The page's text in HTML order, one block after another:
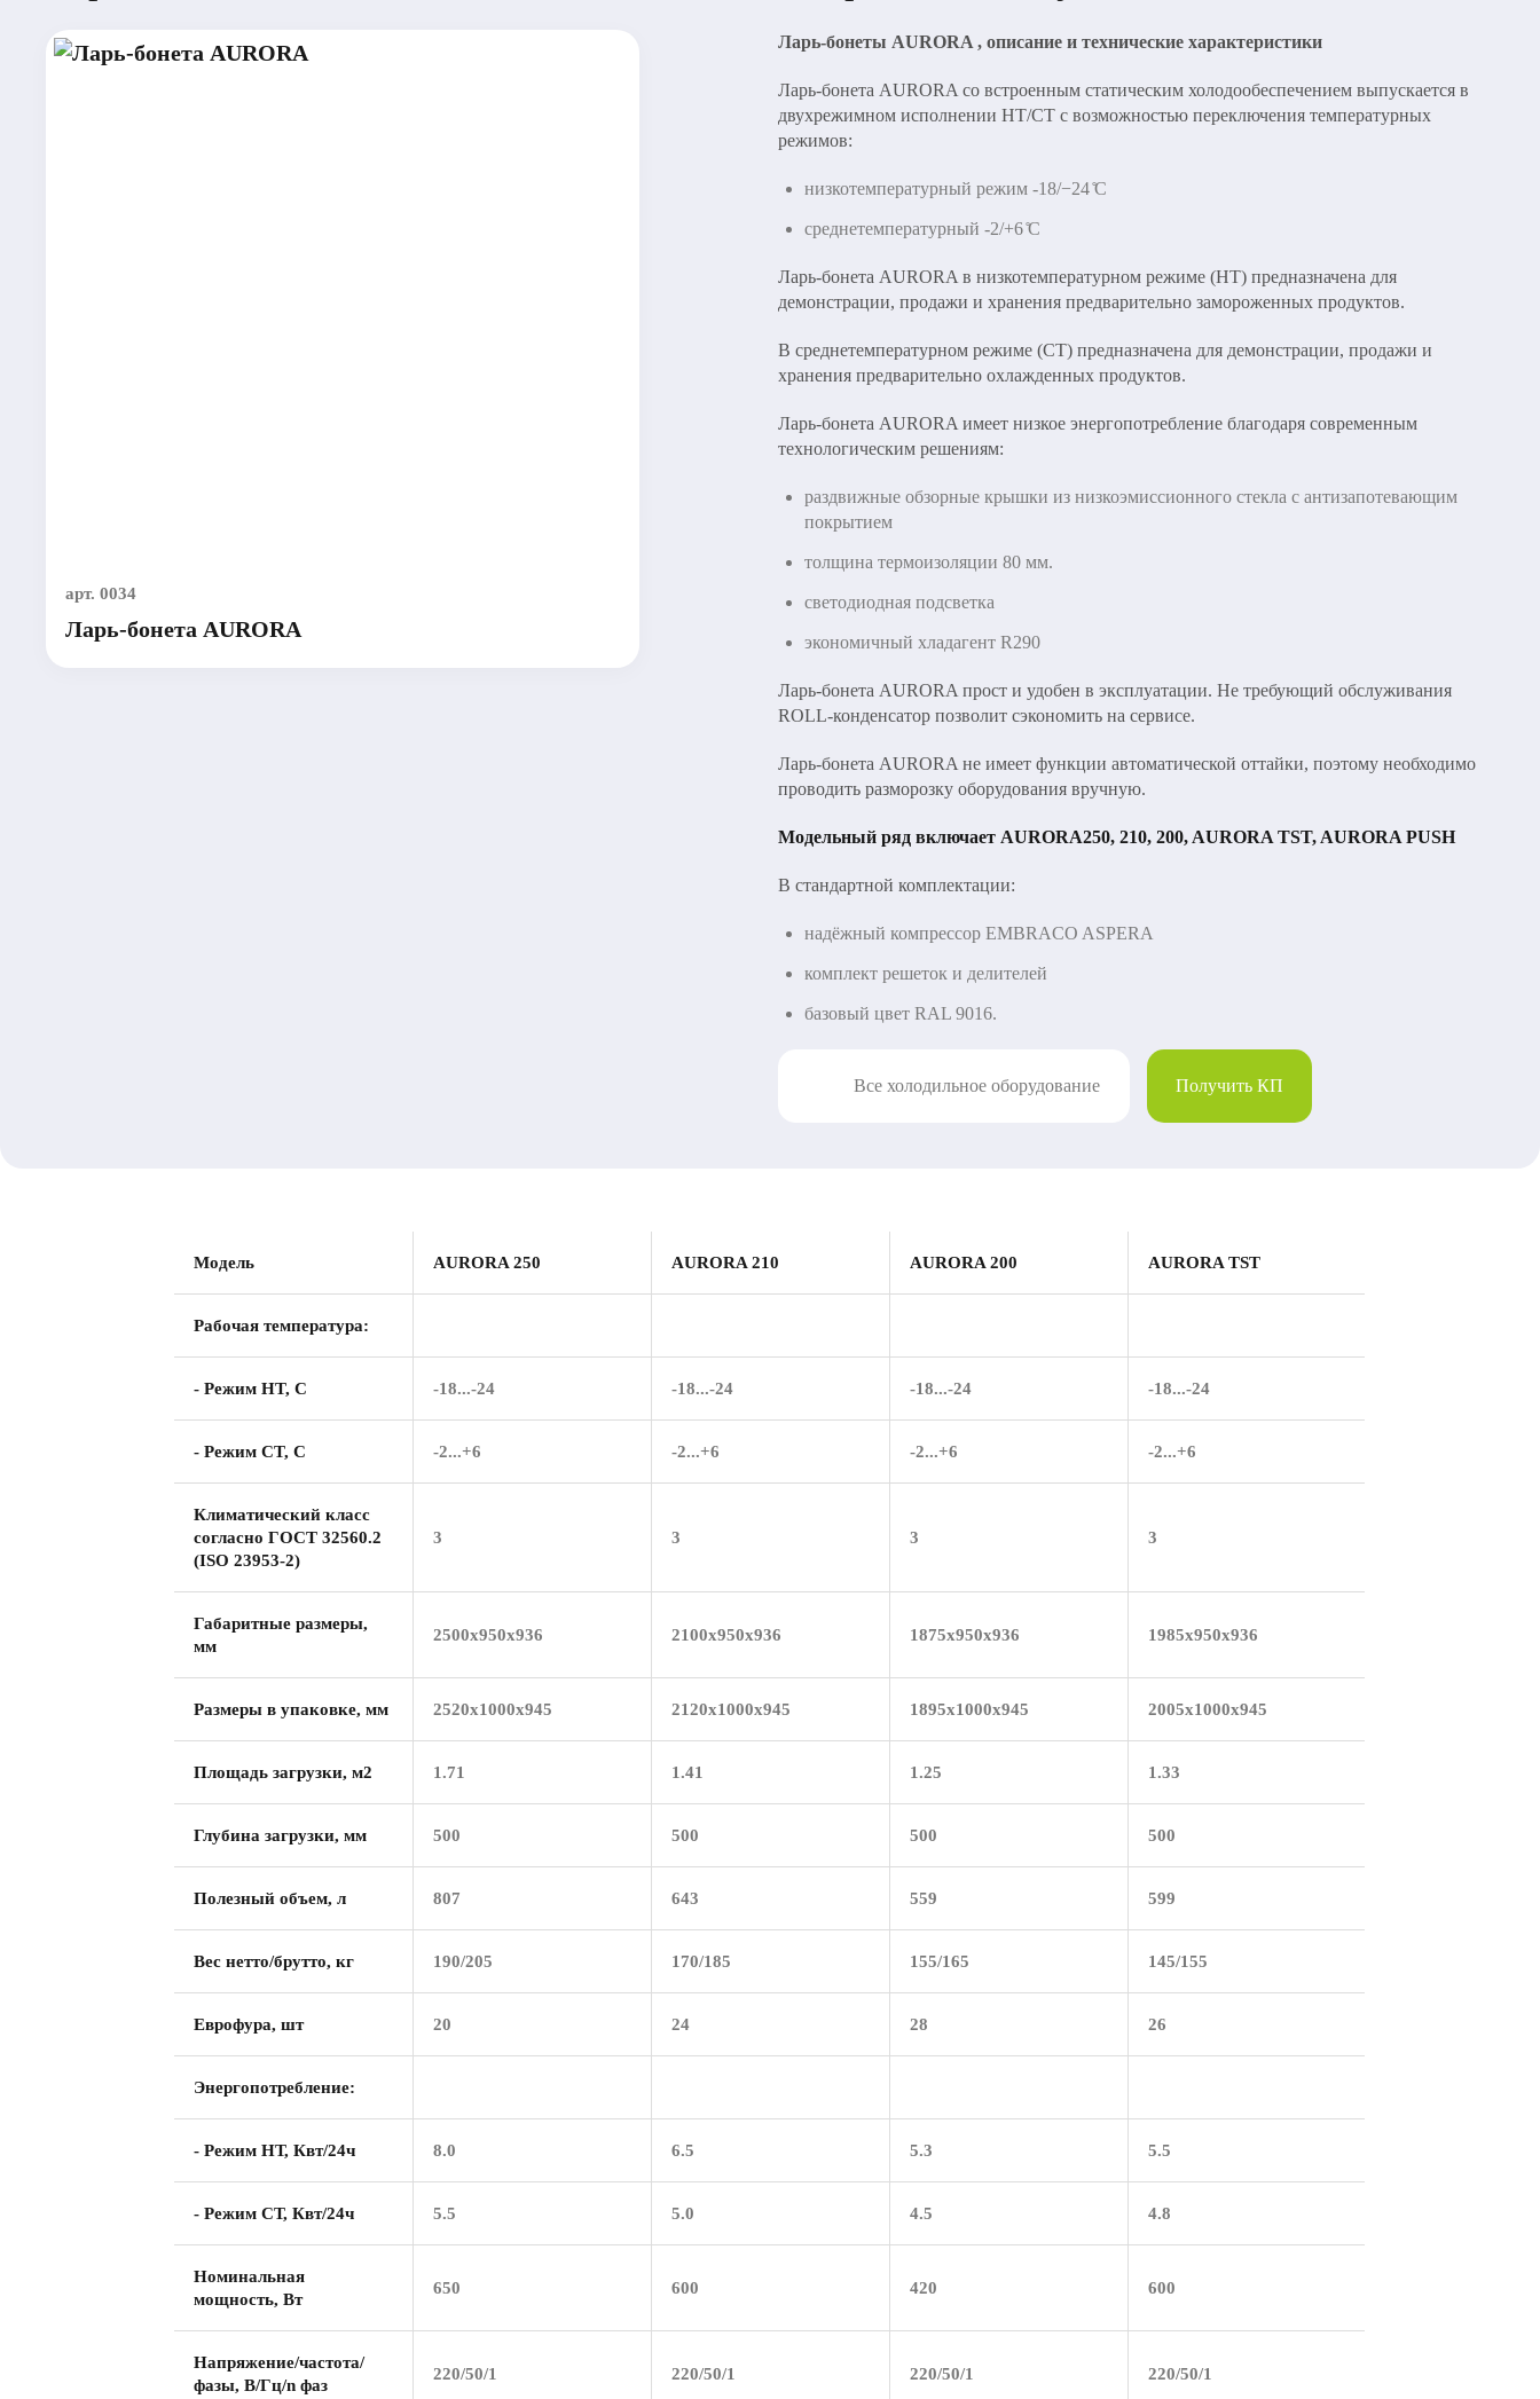
фабрик-кухонь и
эффективного
Банкетный зал Кейтеринг
Проектирование и дизайн кафе
арт. 0034
Ларь-бонета AURORA
Ларь-бонеты AURORA , описание и технические характеристики
Ларь-бонета AURORA со встроенным статическим холодообеспечением выпускается в
двухрежимном исполнении НТ/СТ с возможностью переключения температурных
режимов:
низкотемпературный режим -18/−24 ̊С
среднетемпературный -2/+6 ̊С
Ларь-бонета AURORA в низкотемпературном режиме (НТ) предназначена для
демонстрации, продажи и хранения предварительно замороженных продуктов.
В среднетемпературном режиме (СТ) предназначена для демонстрации, продажи и
хранения предварительно охлажденных продуктов.
Ларь-бонета AURORA имеет низкое энергопотребление благодаря современным
технологическим решениям:
раздвижные обзорные крышки из низкоэмиссионного стекла с антизапотевающим
покрытием
толщина термоизоляции 80 мм.
светодиодная подсветка
экономичный хладагент R290
Ларь-бонета AURORA прост и удобен в эксплуатации. Не требующий обслуживания
ROLL-конденсатор позволит сэкономить на сервисе.
Ларь-бонета AURORA не имеет функции автоматической оттайки, поэтому необходимо
проводить разморозку оборудования вручную.
Модельный ряд включает AURORA250, 210, 200, AURORA TST, AURORA PUSH
В стандартной комплектации:
надёжный компрессор EMBRACO ASPERA
комплект решеток и делителей
базовый цвет RAL 9016.
Все холодильное оборудование Получить КП
Модель AURORA 250 AURORA 210 AURORA 200 AURORA TST
Рабочая температура:
- Режим HT, С -18...-24 -18...-24 -18...-24 -18...-24
- Режим CT, С -2...+6 -2...+6 -2...+6 -2...+6
Климатический класс
согласно ГОСТ 32560.2
(ISO 23953-2)
3 3 3 3
Габаритные размеры,
мм
2500х950х936 2100х950х936 1875х950х936 1985х950х936
Размеры в упаковке, мм 2520х1000х945 2120х1000х945 1895х1000х945 2005х1000х945
Площадь загрузки, м2 1.71 1.41 1.25 1.33
Глубина загрузки, мм 500 500 500 500
Полезный объем, л 807 643 559 599
Вес нетто/брутто, кг 190/205 170/185 155/165 145/155
Еврофура, шт 20 24 28 26
Энергопотребление:
- Режим НТ, Квт/24ч 8.0 6.5 5.3 5.5
- Режим СТ, Квт/24ч 5.5 5.0 4.5 4.8
Номинальная
мощность, Вт
650 600 420 600
Напряжение/частота/
фазы, В/Гц/n фаз
220/50/1 220/50/1 220/50/1 220/50/1